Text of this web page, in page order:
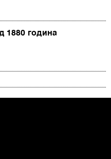
1880 година